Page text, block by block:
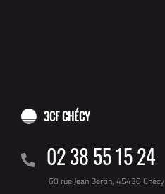
3CF CHÉCY
02 38 55 15 24
60 rue Jean Bertin, 45430 Chécy